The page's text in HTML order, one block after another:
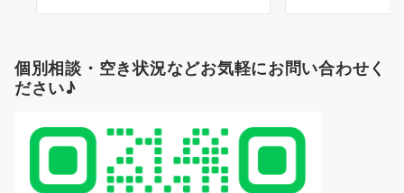
個別相談・空き状況などお気軽にお問い合わせく
ださい♪